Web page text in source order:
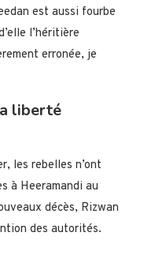
est aussi fourbe
l’héritière
erronée, je
liberté
les rebelles n’ont
à Heeramandi au
décès, Rizwan
des autorités.